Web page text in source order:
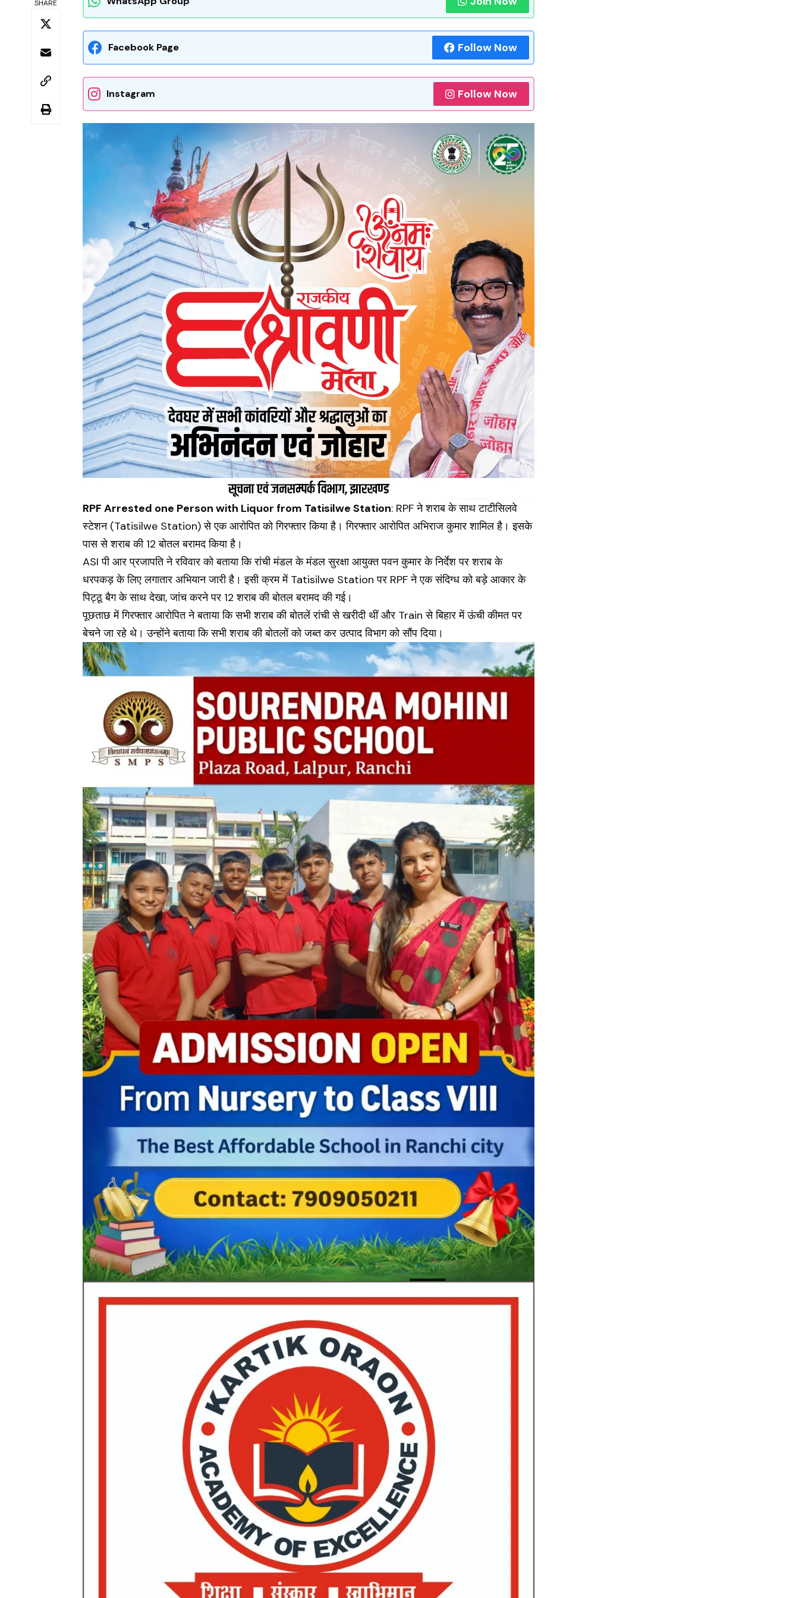
SHARE
Facebook Page Follow Now
Instagram Follow Now
RPF Arrested one Person with Liquor from Tatisilwe Station: RPF ने शराब के साथ टाटीसिलवे
स्टेशन (Tatisilwe Station) से एक आरोपित को गिरफ्तार किया है। गिरफ्तार आरोपित अभिराज कुमार शामिल है। इसके
पास से शराब की 12 बोतल बरामद किया है।
ASI पी आर प्रजापति ने रविवार को बताया कि रांची मंडल के मंडल सुरक्षा आयुक्त पवन कुमार के निर्देश पर शराब के
धरपकड़ के लिए लगातार अभियान जारी है। इसी क्रम में Tatisilwe Station पर RPFने एक संदिग्ध को बड़े आकार के
पिट्ठू बैग के साथ देखा, जांच करने पर 12 शराब की बोतल बरामद की गई।
पूछताछ में गिरफ्तार आरोपित ने बताया कि सभी शराब की बोतलें रांची से खरीदी थीं और Train से बिहार में ऊंची कीमत पर
बेचने जा रहे थे। उन्होंने बताया कि सभी शराब की बोतलों को जब्त कर उत्पाद विभाग को सौंप दिया।